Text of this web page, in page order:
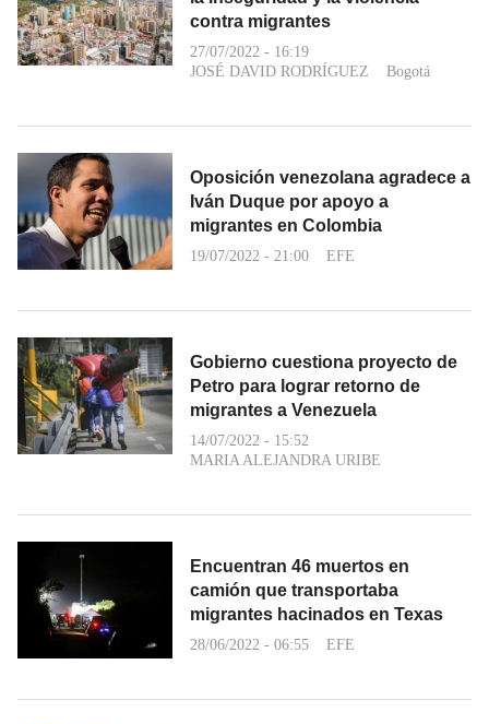
contra migrantes
27/07/2022 - 16:19
JOSÉ DAVID RODRÍGUEZ
Bogotá
Oposición venezolana agradece a
Iván Duque por apoyo a
migrantes en Colombia
19/07/2022 - 21:00 EFE
Gobierno cuestiona proyecto de
Petro para lograr retorno de
migrantes a Venezuela
14/07/2022 - 15:52
MARIA ALEJANDRA URIBE
Encuentran 46 muertos en
camión que transportaba
migrantes hacinados en Texas
28/06/2022 - 06:55 EFE